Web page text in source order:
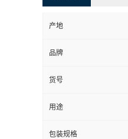
产地
品牌
货号
用途
包装规格